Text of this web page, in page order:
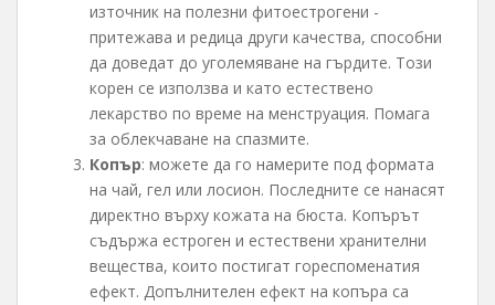
източник на полезни фитоестрогени -
притежава и редица други качества, способни
да доведат до уголемяване на гърдите. Този
корен се използва и като естествено
лекарство по време на менструация. Помага
за облекчаване на спазмите.
Копър: можете да го намерите под формата
на чай, гел или лосион. Последните се нанасят
директно върху кожата на бюста. Копърът
съдържа естроген и естествени хранителни
вещества, които постигат гореспоменатия
ефект. Допълнителен ефект на копъра са